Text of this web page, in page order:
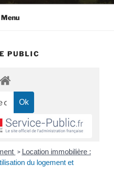
Menu
PUBLIC
> Location immobilière :
du logement et